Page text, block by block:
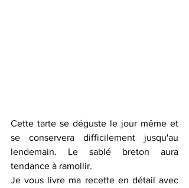
Cette tarte se déguste le jour même et
se conservera difficilement jusqu'au
lendemain. Le sablé breton aura
tendance à ramollir.
Je vous livre ma recette en détail avec